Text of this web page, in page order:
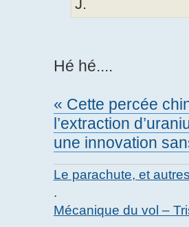
J.
Hé hé....
« Cette percée
l’extraction
une innovation
Le parachute, et
.
Mécanique du vol –